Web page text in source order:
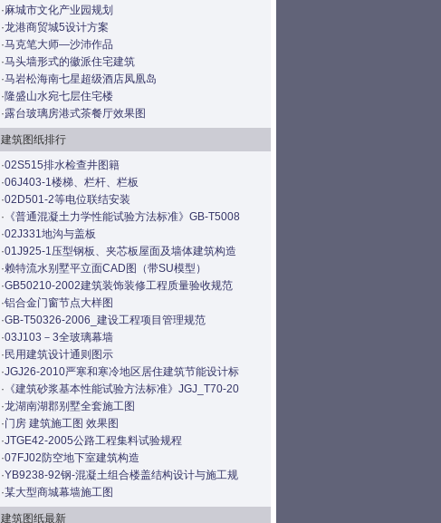
·麻城市文化产业园规划
·龙港商贸城5设计方案
·马克笔大师—沙沛作品
·马头墙形式的徽派住宅建筑
·马岩松海南七星超级酒店凤凰岛
·隆盛山水宛七层住宅楼
·露台玻璃房港式茶餐厅效果图
建筑图纸排行
·02S515排水检查井图籍
·06J403-1楼梯、栏杆、栏板
·02D501-2等电位联结安装
· 《普通混凝土力学性能试验方法标准》GB-T5008
·02J331地沟与盖板
·01J925-1压型钢板、夹芯板屋面及墙体建筑构造
·赖特流水别墅平立面CAD图（带SU模型）
·GB50210-2002建筑装饰装修工程质量验收规范
·铝合金门窗节点大样图
·GB-T50326-2006_建设工程项目管理规范
·03J103－3全玻璃幕墙
· 民用建筑设计通则图示
·JGJ26-2010严寒和寒冷地区居住建筑节能设计标
· 《建筑砂浆基本性能试验方法标准》JGJ_T70-20
·龙湖南湖郡别墅全套施工图
·门房 建筑施工图 效果图
·JTGE42-2005公路工程集料试验规程
·07FJ02防空地下室建筑构造
·YB9238-92钢-混凝土组合楼盖结构设计与施工规
·某大型商城幕墙施工图
建筑图纸最新